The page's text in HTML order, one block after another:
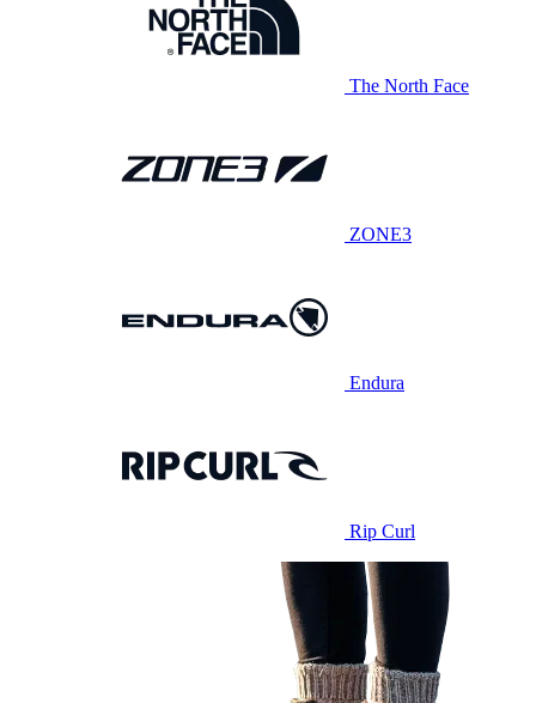
The North Face
ZONE3
Endura
Rip Curl